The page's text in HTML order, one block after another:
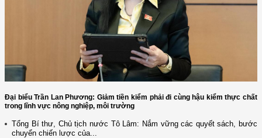
Đại biểu Trần Lan Phương: Giảm tiền kiểm phải đi cùng hậu kiểm thực chất
trong lĩnh vực nông nghiệp, môi trường
Tổng Bí thư, Chủ tịch nước Tô Lâm: Nắm vững các quyết sách, bước
chuyển chiến lược của...